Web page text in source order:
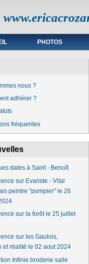
PHOTOS
nous ?
adhérer ?
fréquentes
dates à Saint - Benoît
sur Evariste - Vital
peintre "pompier" le 26
sur la forêt le 25 juillet
sur les Gaulois,
et réalité le 02 aout 2024
Infinie broderie salle